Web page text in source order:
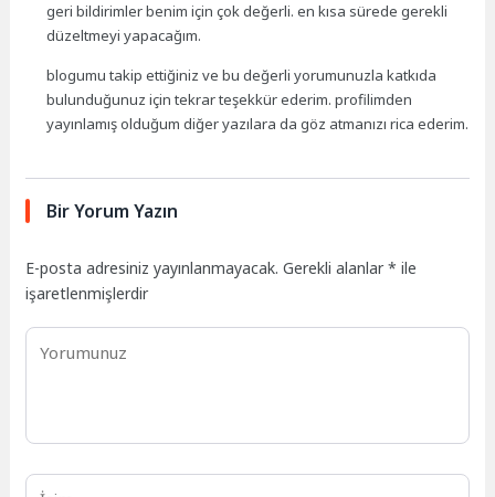
geri bildirimler benim için çok değerli. en kısa sürede gerekli
düzeltmeyi yapacağım.
blogumu takip ettiğiniz ve bu değerli yorumunuzla katkıda
bulunduğunuz için tekrar teşekkür ederim. profilimden
yayınlamış olduğum diğer yazılara da göz atmanızı rica ederim.
Bir Yorum Yazın
E-posta adresiniz yayınlanmayacak. Gerekli alanlar* ile
işaretlenmişlerdir